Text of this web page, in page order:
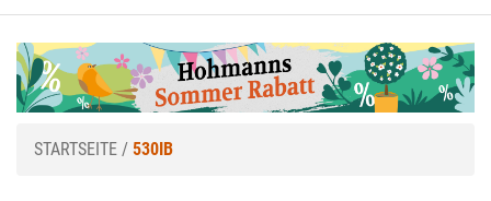
STARTSEITE / 530IB